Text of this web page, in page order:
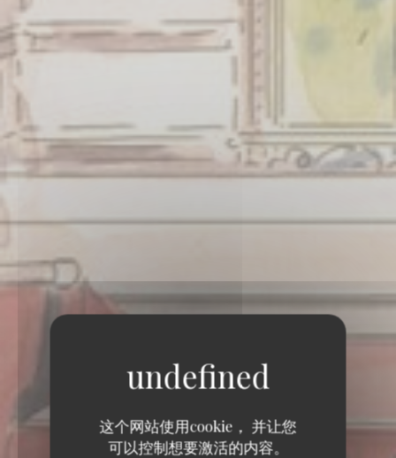
这个网站使用cookie， 并让您
可以控制想要激活的内容。